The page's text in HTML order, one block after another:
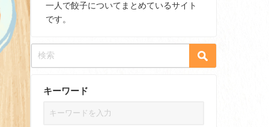
一人で餃子についてまとめているサイト
です。
キーワード